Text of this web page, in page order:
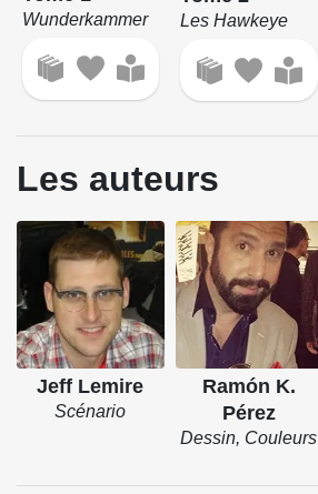
Wunderkammer Les Hawkeye
Les auteurs
Jeff Lemire
Scénario
Ramón K.
Pérez
Dessin, Couleurs